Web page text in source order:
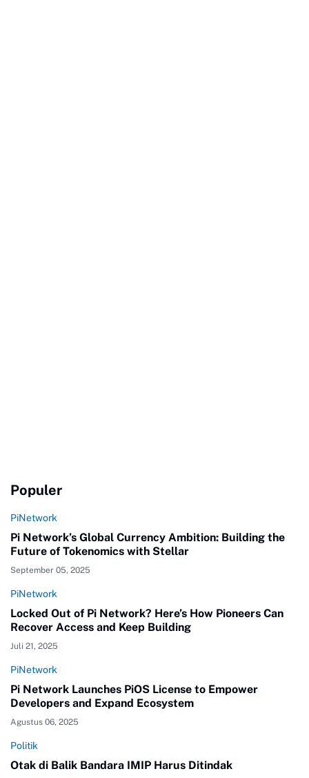
Populer
PiNetwork
Pi Network’s Global Currency Ambition: Building the
Future of Tokenomics with Stellar
September 05, 2025
PiNetwork
Locked Out of Pi Network? Here’s How Pioneers Can
Recover Access and Keep Building
Juli 21, 2025
PiNetwork
Pi Network Launches PiOS License to Empower
Developers and Expand Ecosystem
Agustus 06, 2025
Politik
Otak di Balik Bandara IMIP Harus Ditindak